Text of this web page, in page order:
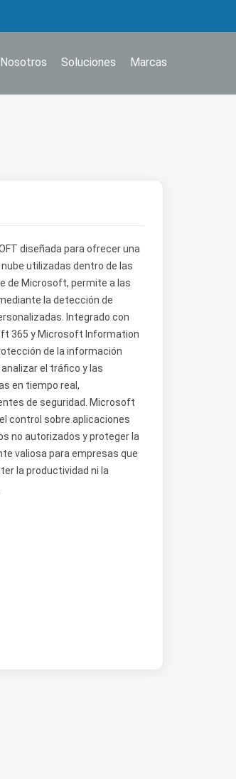
Marcas
Soluciones
Nosotros
diseñada para ofrecer una
utilizadas dentro de las
de Microsoft, permite a las
la detección de
Integrado con
365 y Microsoft Information
de la información
el tráfico y las
en tiempo real,
de seguridad. Microsoft
control sobre aplicaciones
no autorizados y proteger la
valiosa para empresas que
la productividad ni la